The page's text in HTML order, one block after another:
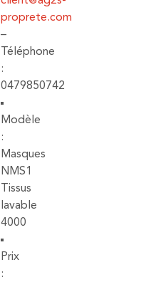
proprete.com
–
Téléphone
:
0479850742
Modèle
:
Masques
NMS1
Tissus
lavable
4000
Prix
: